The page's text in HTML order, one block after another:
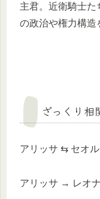
主君。近衛騎士た
の政治や権力構造
ざっくり相
アリッサ ⇆ セオル
アリッサ → レオ